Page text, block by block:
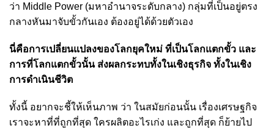
ว่า Middle Power (มหาอำนาจระดับกลาง) กลุ่มที่เป็นอยู่ตรง
กลางหันมาจับขั้วกันเอง ต้องอยู่ได้ด้วยตัวเอง
นี่คือการเปลี่ยนแปลงของโลกยุคใหม่ ที่เป็นโลกแตกขั้ว และ
การที่โลกแตกขั้วนั้น ส่งผลกระทบทั้งในเชิงธุรกิจ ทั้งในเชิง
การดำเนินชีวิต
ทั้งนี้ อยากจะชี้ให้เห็นภาพ ว่า ในสมัยก่อนนั้น เรื่องเศรษฐกิจ
เราจะหาที่ที่ถูกที่สุด ใครผลิตอะไรเก่ง และถูกที่สุด ก็ย้ายไป